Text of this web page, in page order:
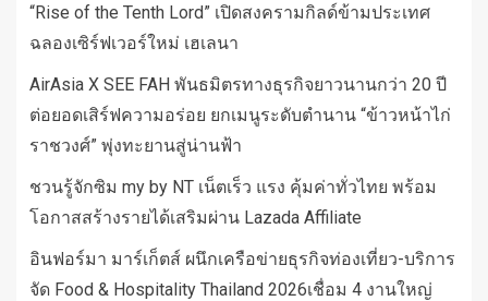
“Rise of the Tenth Lord” เปิดสงครามกิลด์ข้ามประเทศ
ฉลองเซิร์ฟเวอร์ใหม่ เฮเลนา
AirAsia X SEE FAH พันธมิตรทางธุรกิจยาวนานกว่า 20 ปี
ต่อยอดเสิร์ฟความอร่อย ยกเมนูระดับตำนาน “ข้าวหน้าไก่
ราชวงศ์” พุ่งทะยานสู่น่านฟ้า
ชวนรู้จักซิม my by NT เน็ตเร็ว แรง คุ้มค่าทั่วไทย พร้อม
โอกาสสร้างรายได้เสริมผ่าน Lazada Affiliate
อินฟอร์มา มาร์เก็ตส์ ผนึกเครือข่ายธุรกิจท่องเที่ยว-บริการ
จัด Food & Hospitality Thailand 2026เชื่อม 4 งานใหญ่